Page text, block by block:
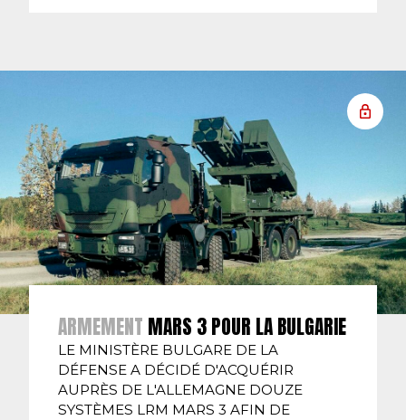
ARMEMENT MARS 3 POUR LA BULGARIE
LE MINISTÈRE BULGARE DE LA
DÉFENSE A DÉCIDÉ D'ACQUÉRIR
AUPRÈS DE L'ALLEMAGNE DOUZE
SYSTÈMES LRM MARS 3 AFIN DE